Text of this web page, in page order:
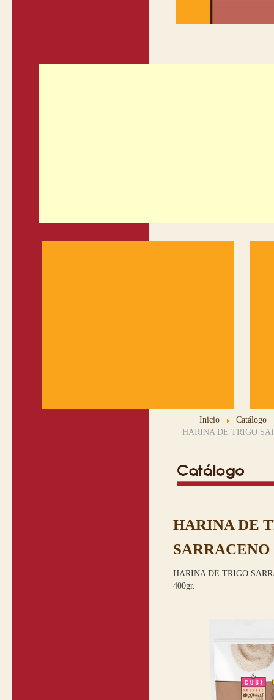
Inicio
Catálogo
HARINA DE TRIGO
HARINA DE
HARINA DE TRIGO
400gr.